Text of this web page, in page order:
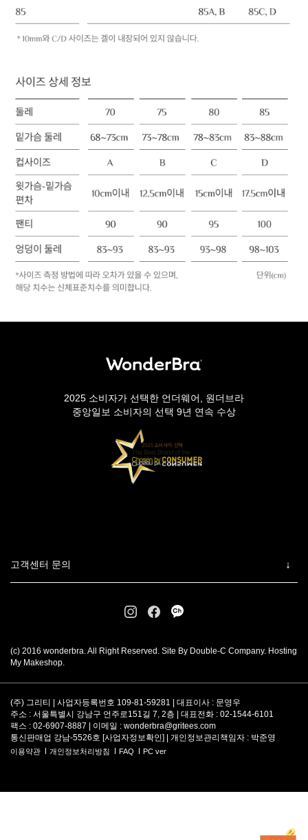
2025 소비자가 선택한 언더웨어, 원더브라
중앙일보 소비자의 선택 9년 연속 수상
고객센터 문의
(c) 2016 wonderbra. All Right Reserved. Site By Double-C Company. Hosting
My Makeshop.
(주) 그리티 | 사업자등록번호 109-81-59281 | 대표이사 : 문영우
주소 : 서울특별시 강남구 언주로151길 7, 2층 | 대표전화 : 02-1544-6101
팩스 : 02-6907-8887 | 이메일 : wonderbra@gritees.com
통신판매업 강남-5526호 [사업자정보확인] | 개인정보관리책임자 : 박준영
이용약관 개인정보처리방침 FAQ PC ver